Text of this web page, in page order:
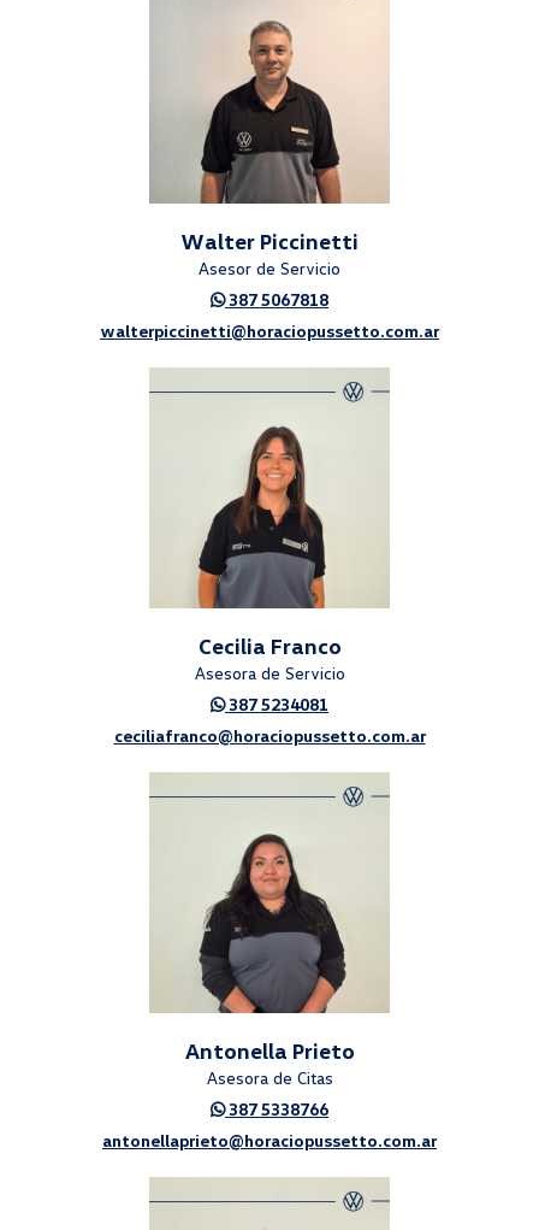
Walter Piccinetti
Asesor de Servicio
387 5067818
walterpiccinetti@horaciopussetto.com.ar
Cecilia Franco
Asesora de Servicio
387 5234081
ceciliafranco@horaciopussetto.com.ar
Antonella Prieto
Asesora de Citas
387 5338766
antonellaprieto@horaciopussetto.com.ar